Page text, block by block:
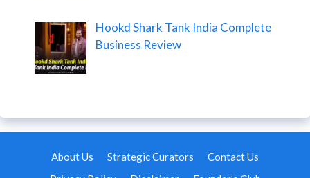
Hookd Shark Tank India Complete
Business Review
About Us Strategic Curators
Contact Us